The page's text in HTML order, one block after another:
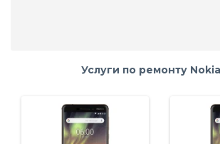
Услуги по ремонту